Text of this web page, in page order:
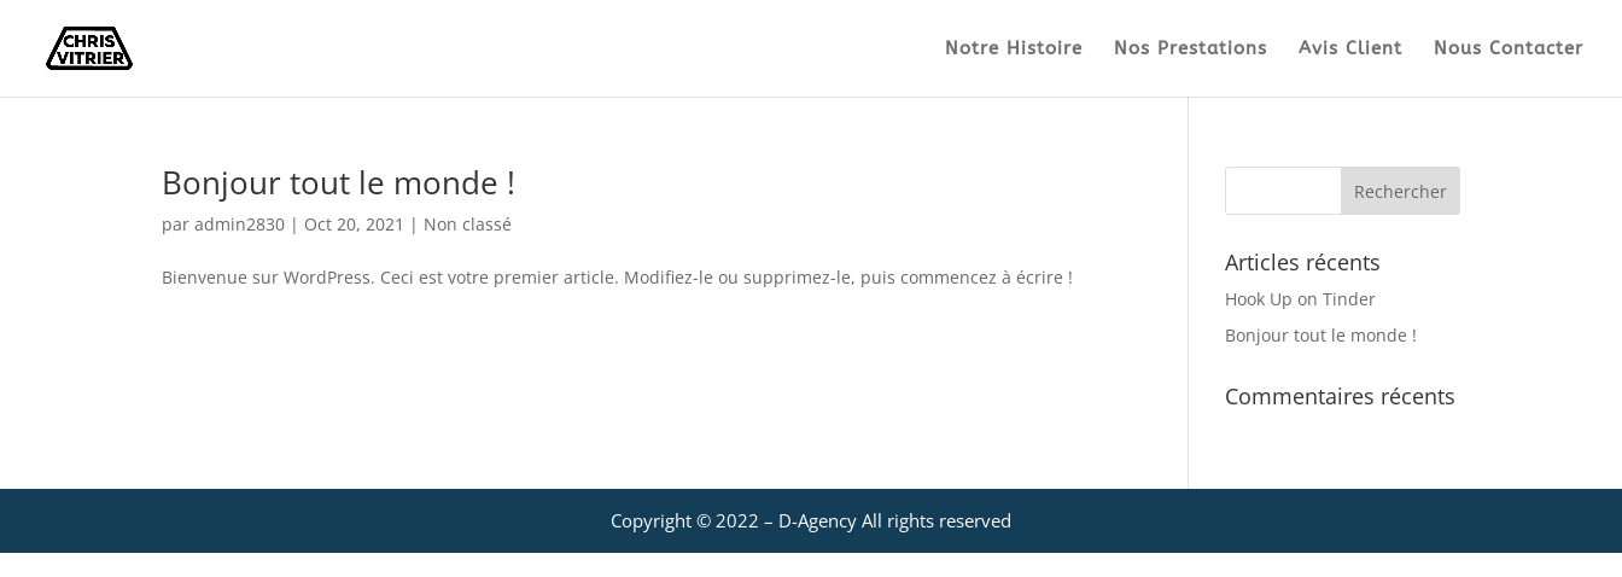
Notre Histoire Nos Prestations Avis Client Nous Contacter
Bonjour tout le monde !
paradmin2830 | Oct 20, 2021 | Non classé
Bienvenue sur WordPress. Ceci est votre premier article. Modifiez-le ou supprimez-le, puis commencez à écrire !
Articles récents
Hook Up on Tinder
Bonjour tout le monde !
Commentaires récents
Copyright © 2022 – D-Agency All rights reserved